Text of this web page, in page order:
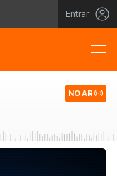
Entrar
NO AR